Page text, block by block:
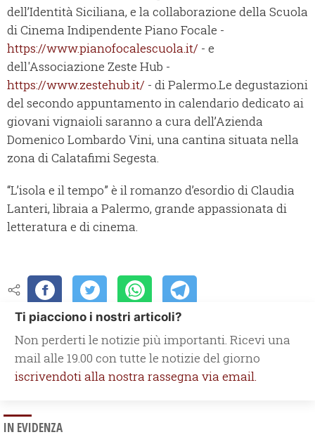
dell’Identità Siciliana, e la collaborazione della Scuola
di Cinema Indipendente Piano Focale -
https://www.pianofocalescuola.it/ - e
dell'Associazione Zeste Hub -
https://www.zestehub.it/ - di Palermo.Le degustazioni
del secondo appuntamento in calendario dedicato ai
giovani vignaioli saranno a cura dell’Azienda
Domenico Lombardo Vini, una cantina situata nella
zona di Calatafimi Segesta.
“L’isola e il tempo” è il romanzo d’esordio di Claudia
Lanteri, libraia a Palermo, grande appassionata di
letteratura e di cinema.
Ti piacciono i nostri articoli?
Non perderti le notizie più importanti. Ricevi una
mail alle 19.00 con tutte le notizie del giorno
iscrivendoti alla nostra rassegna via email.
IN EVIDENZA